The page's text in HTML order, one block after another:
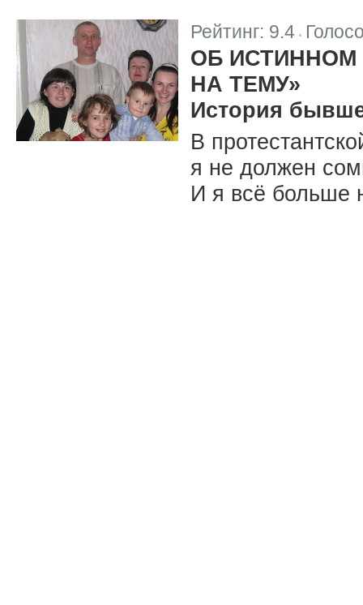
Рейтинг: 9.4
ОБ ИСТИННОМ
НА ТЕМУ»
История
В
я не должен
И я всё больше